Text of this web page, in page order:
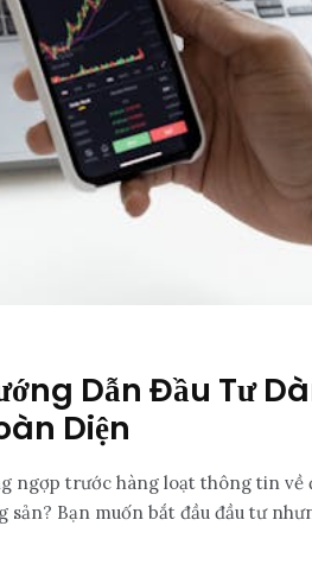
Dẫn Đầu Tư
Diện
ngợp trước hàng loạt thông tin về
sản? Bạn muốn bắt đầu đầu tư